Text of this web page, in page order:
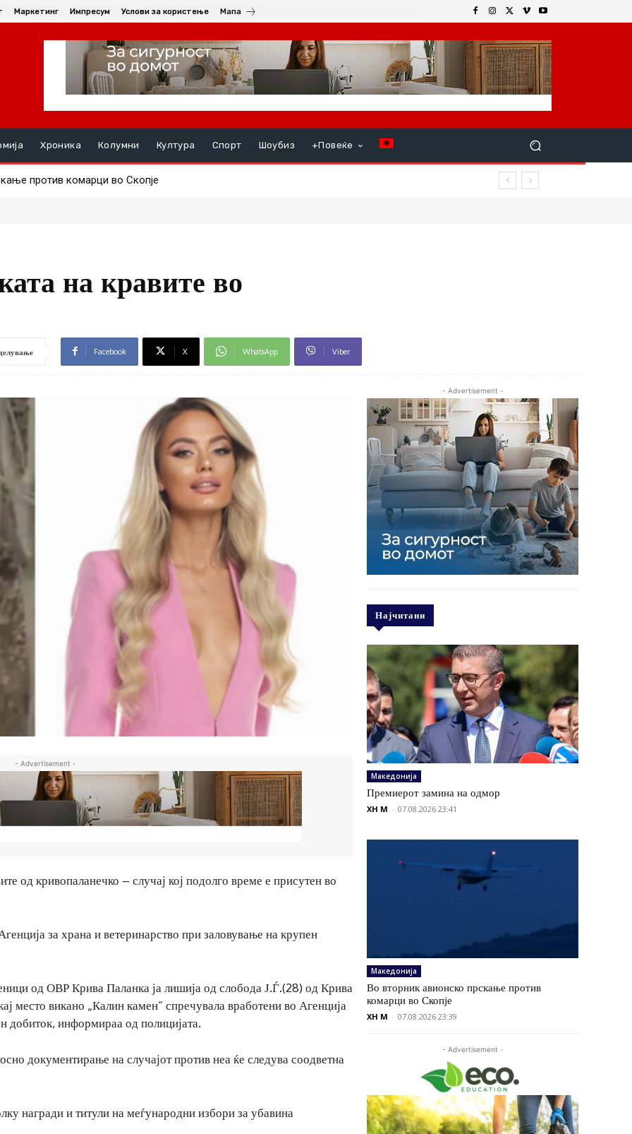
Маркетинг Импресум Услови за користење Мапа
Хроника Колумни Култура Спорт Шоубиз +Повеќе
против комарци во Скопје
на ред се хепатитите ако кризата со водата во Гостивар продолжи
на кравите во
Facebook X WhatsApp Viber
- Advertisement -
од кривопаланечко – случај кој подолго време е присутен во
за храна и ветеринарство при заловување на крупен
од ОВР Крива Паланка ја лишија од слобода Ј.Ѓ.(28) од Крива
место викано „Калин камен“ спречувала вработени во Агенција
добиток, информираа од полицијата.
документирање на случајот против неа ќе следува соодветна
награди и титули на меѓународни избори за убавина
- Advertisement -
Најчитани
Македонија
Премиерот замина на одмор
XH M - 07.08.2026 23:41
Македонија
Во вторник авионско прскање против
комарци во Скопје
XH M - 07.08.2026 23:39
- Advertisement -